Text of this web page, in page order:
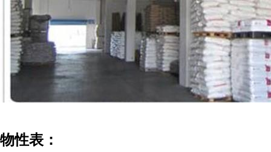
物性表：